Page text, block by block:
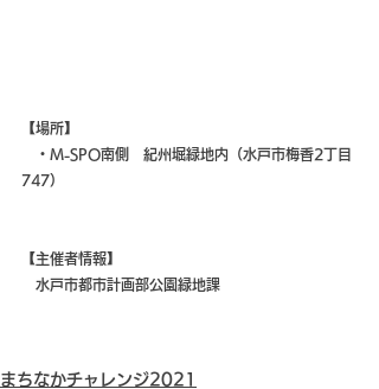
【場所】
・ M-SPO南側　紀州堀緑地内（水戸市梅香2丁目
747）
【主催者情報】
水戸市都市計画部公園緑地課
まちなかチャレンジ2021